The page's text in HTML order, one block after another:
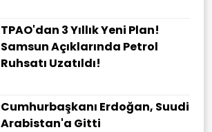
TPAO'dan 3 Yıllık Yeni Plan!
Samsun Açıklarında Petrol
Ruhsatı Uzatıldı!
Cumhurbaşkanı Erdoğan, Suudi
Arabistan'a Gitti